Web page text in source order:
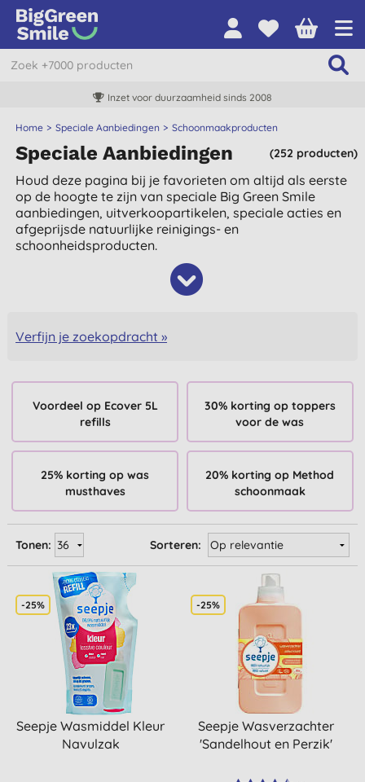
Inzet voor duurzaamheid sinds 2008
Home Speciale Aanbiedingen Schoonmaakproducten
(252 producten)
Speciale Aanbiedingen
Houd deze pagina bij je favorieten om altijd als eerste
op de hoogte te zijn van speciale Big Green Smile
aanbiedingen, uitverkoopartikelen, speciale acties en
afgeprijsde natuurlijke reinigings- en
schoonheidsproducten.
Verfijn je zoekopdracht »
Voordeel op Ecover 5L
refills
30% korting op toppers
voor de was
25% korting op was
musthaves
20% korting op Method
schoonmaak
Sorteren:
Tonen:
-25%
Seepje Wasmiddel Kleur
Navulzak
-25%
Seepje Wasverzachter
'Sandelhout en Perzik'